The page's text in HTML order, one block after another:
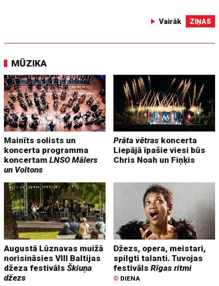
Vairāk ZIŅAS
MŪZIKA
Mainīts solists un
koncerta programma
koncertamLNSO Mālers
un Voltons
Prāta vētras koncerta
Liepājā īpašie viesi būs
Chris Noah un Fiņķis
Augustā Lūznavas muižā
norisināsies VIII Baltijas
džeza festivālsŠkiuņa
džezs
Džezs, opera, meistari,
spilgti talanti. Tuvojas
festivālsRīgas ritmi
© DIENA